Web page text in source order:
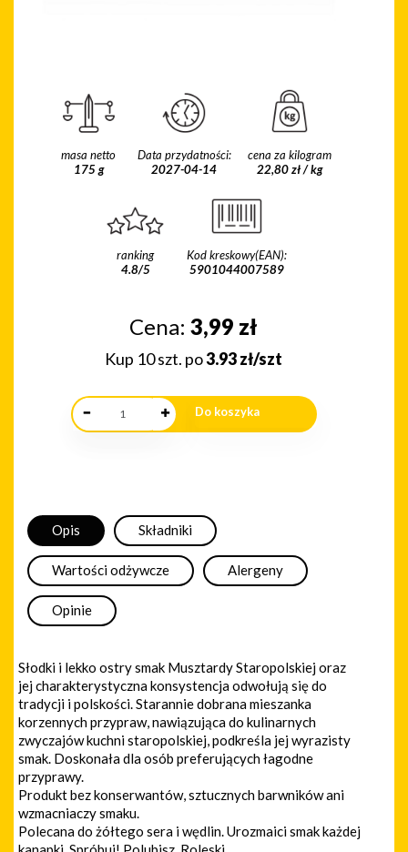
masa netto
175 g
Data przydatności:
2027-04-14
cena za kilogram
22,80 zł / kg
ranking
4.8/5
Kod kreskowy(EAN):
5901044007589
Cena: 3,99 zł
Kup 10 szt. po3.93 zł/szt
Opis Składniki
Wartości odżywcze Alergeny
Opinie
Słodki i lekko ostry smak Musztardy Staropolskiej oraz
jej charakterystyczna konsystencja odwołują się do
tradycji i polskości. Starannie dobrana mieszanka
korzennych przypraw, nawiązująca do kulinarnych
zwyczajów kuchni staropolskiej, podkreśla jej wyrazisty
smak. Doskonała dla osób preferujących łagodne
przyprawy.
Produkt bez konserwantów, sztucznych barwników ani
wzmacniaczy smaku.
Polecana do żółtego sera i wędlin. Urozmaici smak każdej